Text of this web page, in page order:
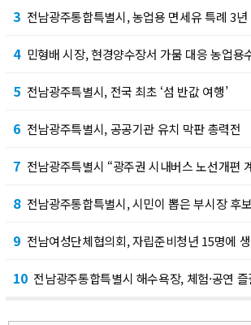
3 전남광주통합특별시, 농업용 면세유 특례 3년
4 민형배 시장, 현경양수장서 가뭄 대응 농업용
5 전남광주특별시, 전국 최초 ‘섬 반값 여행’
6 전남광주특별시, 공공기관 유치 막판 총력전
7 전남광주특별시 “광주권 시내버스 노선개편
8 전남광주통합특별시, 시민이 뽑은 부시장 후
9 전남여성단체협의회, 자립준비청년 15명에
10 전남광주통합특별시 해수욕장, 체험·공연